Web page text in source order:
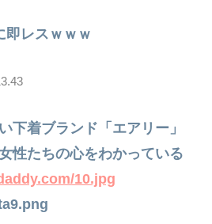
即レスｗｗｗ
下着ブランド「エアリー」
性たちの心をわかっている
10.jpg